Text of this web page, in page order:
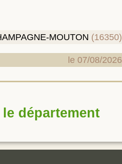
MOUTON (16350)
le 07/08/2026
département